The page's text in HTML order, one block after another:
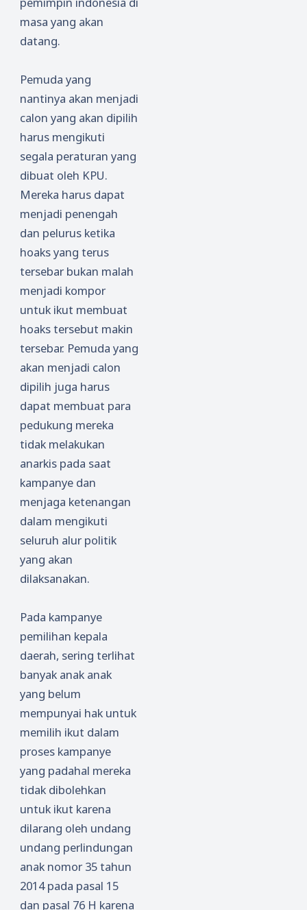
masa yang akan
datang.
Pemuda yang
nantinya akan menjadi
calon yang akan dipilih
harus mengikuti
segala peraturan yang
dibuat oleh KPU.
Mereka harus dapat
menjadi penengah
dan pelurus ketika
hoaks yang terus
tersebar bukan malah
menjadi kompor
untuk ikut membuat
hoaks tersebut makin
tersebar. Pemuda yang
akan menjadi calon
dipilih juga harus
dapat membuat para
pedukung mereka
tidak melakukan
anarkis pada saat
kampanye dan
menjaga ketenangan
dalam mengikuti
seluruh alur politik
yang akan
dilaksanakan.
Pada kampanye
pemilihan kepala
daerah, sering terlihat
banyak anak anak
yang belum
mempunyai hak untuk
memilih ikut dalam
proses kampanye
yang padahal mereka
tidak dibolehkan
untuk ikut karena
dilarang oleh undang
undang perlindungan
anak nomor 35 tahun
2014 pada pasal 15
dan pasal 76 H karena